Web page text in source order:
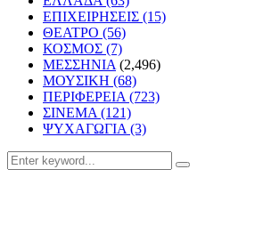
ΕΠΙΧΕΙΡΗΣΕΙΣ (15)
ΘΕΑΤΡΟ (56)
ΚΟΣΜΟΣ (7)
ΜΕΣΣΗΝΙΑ (2,496)
ΜΟΥΣΙΚΗ (68)
ΠΕΡΙΦΕΡΕΙΑ (723)
ΣΙΝΕΜΑ (121)
ΨΥΧΑΓΩΓΙΑ (3)
Search
for:
Search